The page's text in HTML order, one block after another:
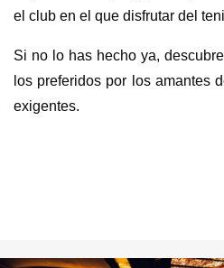
el club en el que disfrutar del
Si no lo has hecho ya,
los preferidos por los amantes
exigentes.